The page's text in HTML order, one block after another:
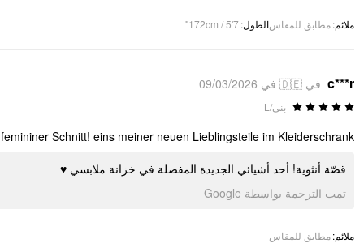
ملائم:مطابق للمقاسالطول:
172cm / 5'7"
c***r في 🇩🇪 في 09/03/2026
بني/L
femininer Schnitt! eins meiner neuen Lieblingsteile im Kleiderschrank ♥️
قصّة أنثوية! أحد أشيائي الجديدة المفضلة في خزانة ملابسي ♥️
تمت الترجمة بواسطة Google
ملائم:مطابق للمقاس